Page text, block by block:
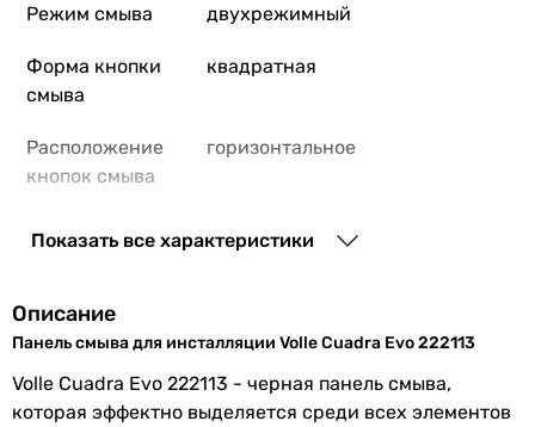
Режим смыва двухрежимный
Форма кнопки
смыва
квадратная
Расположение
кнопок смыва
горизонтальное
Материал
Cuadra Evo
Производство Испания
Показать все характеристики
Описание
Панель смыва для инсталляции Volle Cuadra Evo 222113
Volle Cuadra Evo 222113 - черная панель смыва,
которая эффектно выделяется среди всех элементов